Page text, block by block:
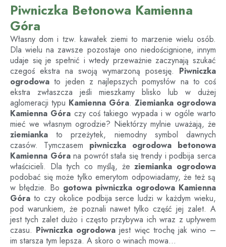
Piwniczka Betonowa Kamienna
Góra
Własny dom i tzw. kawałek ziemi to marzenie wielu osób.
Dla wielu na zawsze pozostaje ono niedoścignione, innym
udaje się je spełnić i wtedy przeważnie zaczynają szukać
czegoś ekstra na swoją wymarzoną posesję. Piwniczka
ogrodowa to jeden z najlepszych pomysłów na to coś
ekstra zwłaszcza jeśli mieszkamy blisko lub w dużej
aglomeracji typu Kamienna Góra. Ziemianka ogrodowa
Kamienna Góra czy coś takiego wypada i w ogóle warto
mieć we własnym ogrodzie? Niektórzy mylnie uważają, że
ziemianka to przeżytek, niemodny symbol dawnych
czasów. Tymczasem piwniczka ogrodowa betonowa
Kamienna Górana powrót stała się trendy i podbija serca
właścicieli. Dla tych co myślą, żeziemianka ogrodowa
podobać się może tylko emerytom odpowiadamy, że też są
w błędzie. Bo gotowa piwniczka ogrodowa Kamienna
Góra to czy okolice podbija serce ludzi w każdym wieku,
pod warunkiem, że poznali nawet tylko część jej zalet. A
jest tych zalet dużo i często przybywa ich wraz z upływem
czasu. Piwniczka ogrodowa jest więc trochę jak wino –
im starsza tym lepsza. A skoro o winach mowa…